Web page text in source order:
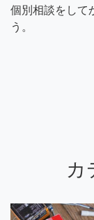
個別相談をして
う。
カ